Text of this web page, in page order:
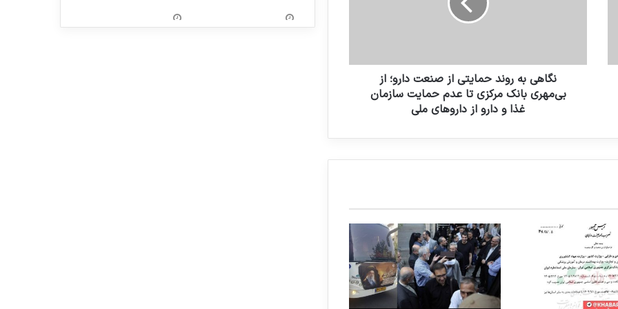
و
ا
ز
ن
ع
ت
د
ا
نگاهی به روند حمایتی از صنعت دارو؛ از
بی‌مهری بانک مرکزی تا عدم حمایت سازمان
غذا و دارو از داروهای ملی